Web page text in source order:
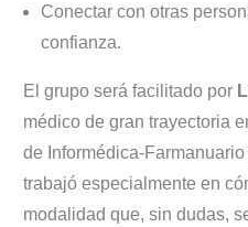
Conectar con otras
confianza.
El grupo será facilitado por
médico de gran trayectoria
de Informédica-
trabajó especialmente en
modalidad que, sin dudas,